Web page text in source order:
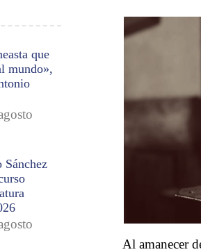
que
mundo»,
Sánchez
Al amanecer